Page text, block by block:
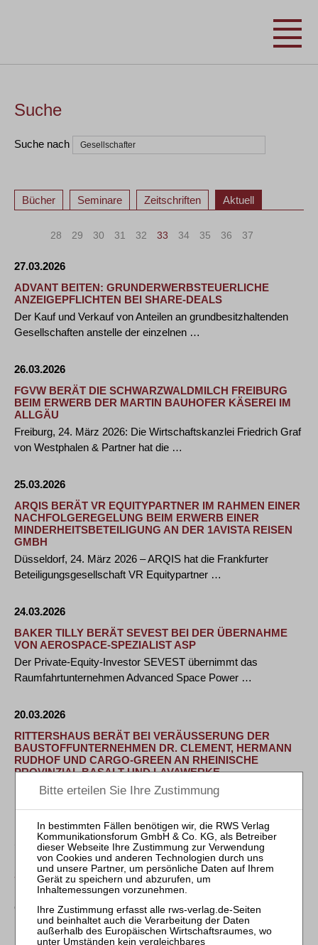
Suche
Suche nach
Bücher Seminare Zeitschriften Aktuell
28 29 30 31 32 33 34 35 36 37
27.03.2026
ADVANT BEITEN: GRUNDERWERBSTEUERLICHE
ANZEIGEPFLICHTEN BEI SHARE-DEALS
Der Kauf und Verkauf von Anteilen an grundbesitzhaltenden
Gesellschaften anstelle der einzelnen …
26.03.2026
FGVW BERÄT DIE SCHWARZWALDMILCH FREIBURG
BEIM ERWERB DER MARTIN BAUHOFER KÄSEREI IM
ALLGÄU
Freiburg, 24. März 2026: Die Wirtschaftskanzlei Friedrich Graf
von Westphalen & Partner hat die …
25.03.2026
ARQIS BERÄT VR EQUITYPARTNER IM RAHMEN EINER
NACHFOLGEREGELUNG BEIM ERWERB EINER
MINDERHEITSBETEILIGUNG AN DER 1AVISTA REISEN
GMBH
Düsseldorf, 24. März 2026 – ARQIS hat die Frankfurter
Beteiligungsgesellschaft VR Equitypartner …
24.03.2026
BAKER TILLY BERÄT SEVEST BEI DER ÜBERNAHME
VON AEROSPACE-SPEZIALIST ASP
Der Private-Equity-Investor SEVEST übernimmt das
Raumfahrtunternehmen Advanced Space Power …
20.03.2026
RITTERSHAUS BERÄT BEI VERÄUSSERUNG DER B
AUSTOFFUNTERNEHMEN DR. CLEMENT, HERMANN R
UDHOF UND CARGO-GREEN AN RHEINISCHE P
ROVINZIAL BASALT UND LAVAWERKE
Mannheim, 19. März 2026: Die Wirtschaftskanzlei
19.03.2026
KEBEKUSPARTNER RECHTSANWÄLTE VERSTÄRKT
SICH WEITER
Nachdem KebekusPartner bereits im letzten Jahr mit Ria
Göbel (Arbeitsrecht), Martin Junior und Nico …